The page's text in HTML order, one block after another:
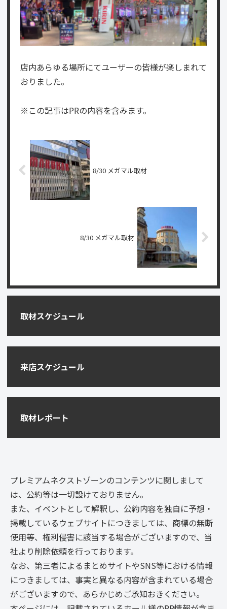
店内あらゆる場所にてユーザーの皆様が楽しまれて
おりました。
※この記事はPRの内容を含みます。
8/30 メガマル取材
8/30 メガマル取材
取材スケジュール
来店スケジュール
取材レポート
プレミアムネクストゾーンのコンテンツに関しまして
は、公約等は一切設けておりません。
また、イベントとして解釈し、公約内容を独自に予想・
掲載しているウェブサイトにつきましては、商標の無断
使用等、権利侵害に該当する場合がございますので、当
社より削除依頼を行っております。
なお、第三者によるまとめサイトやSNS等における情報
につきましては、事実と異なる内容が含まれている場合
がございますので、あらかじめご承知おきください。